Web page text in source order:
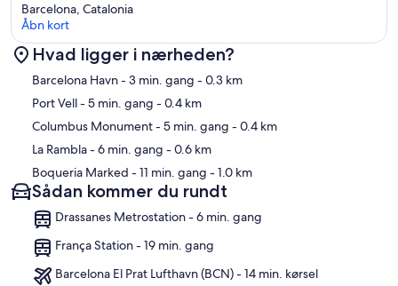
Kort
Barcelona, Catalonia
Åbn kort
Hvad ligger i nærheden?
Barcelona Havn- 3 min. gang - 0.3 km
Port Vell- 5 min. gang - 0.4 km
Columbus Monument- 5 min. gang - 0.4 km
La Rambla- 6 min. gang - 0.6 km
Boqueria Marked - 11 min. gang - 1.0 km
Sådan kommer du rundt
Drassanes Metrostation - 6 min. gang
França Station - 19 min. gang
Barcelona El Prat Lufthavn (BCN) - 14 min. kørsel